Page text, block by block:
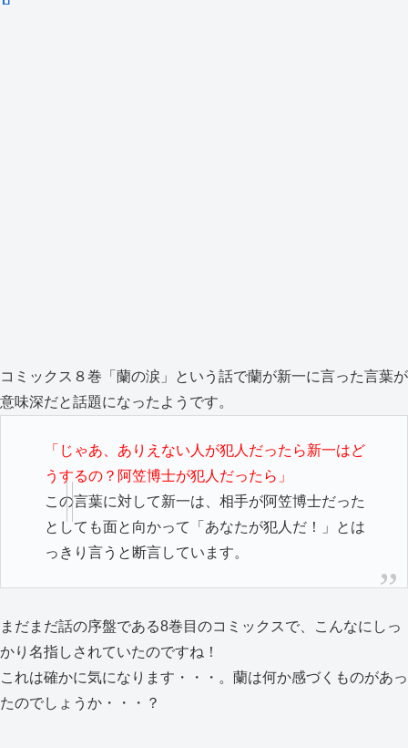
コミックス８巻「蘭の涙」という話で蘭が新一に言った言葉が
意味深だと話題になったようです。
「じゃあ、ありえない人が犯人だったら新一はど
うするの？ 阿笠博士が犯人だったら」
この言葉に対して新一は、相手が阿笠博士だった
としても面と向かって「あなたが犯人だ！」とは
っきり言うと断言しています。
まだまだ話の序盤である8巻目のコミックスで、こんなにしっ
かり名指しされていたのですね！
これは確かに気になります・・・。蘭は何か感づくものがあっ
たのでしょうか・・・？